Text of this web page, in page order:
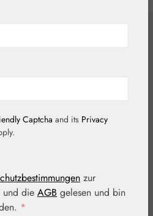
Captcha and its Privacy
zur
und die AGB gelesen und bin
*